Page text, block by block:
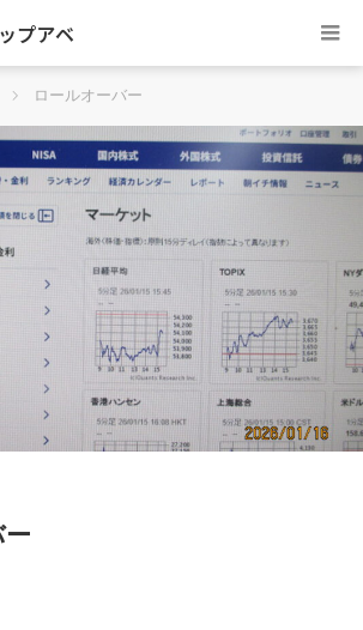
プアベ
ロールオーバー
ー